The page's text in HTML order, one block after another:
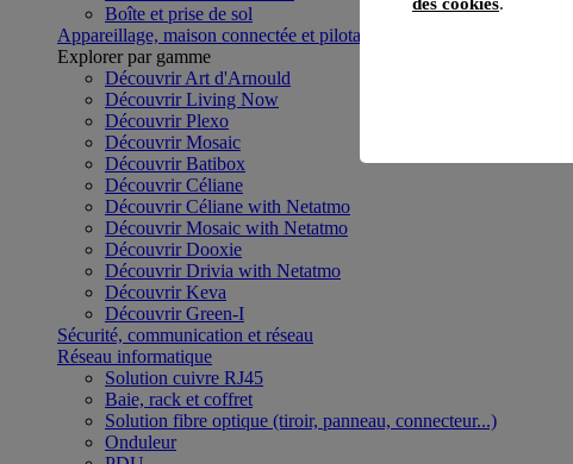
Boîte et prise de sol
Appareillage, maison connectée et pilotage du bâtiment
Explorer par gamme
Découvrir Art d'Arnould
Découvrir Living Now
Découvrir Plexo
Découvrir Mosaic
Découvrir Batibox
Découvrir Céliane
Découvrir Céliane with Netatmo
Découvrir Mosaic with Netatmo
Découvrir Dooxie
Découvrir Drivia with Netatmo
Découvrir Keva
Découvrir Green-I
Sécurité, communication et réseau
Réseau informatique
Solution cuivre RJ45
Baie, rack et coffret
Solution fibre optique (tiroir, panneau, connecteur...)
Onduleur
des cookies.